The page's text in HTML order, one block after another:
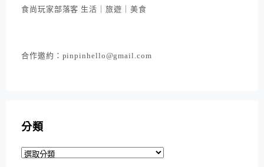
食尚玩家部落客 生活｜旅遊｜美食
合作邀約：pinpinhello@gmail.com
分類
分